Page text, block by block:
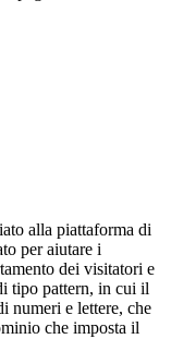
alla piattaforma di
per aiutare i
dei visitatori e
tipo pattern, in cui il
numeri e lettere, che
che imposta il